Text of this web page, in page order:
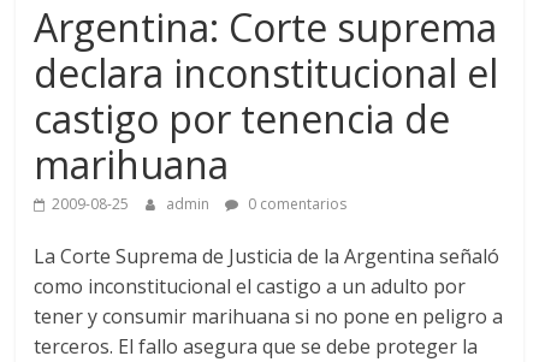
Argentina: Corte suprema
declara inconstitucional el
castigo por tenencia de
marihuana
2009-08-25 admin 0 comentarios
La Corte Suprema de Justicia de la Argentina señaló
como inconstitucional el castigo a un adulto por
tener y consumir marihuana si no pone en peligro a
terceros. El fallo asegura que se debe proteger la